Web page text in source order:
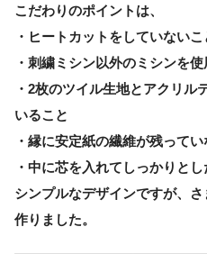
こだわりのポイントは、
・ヒートカットをしていないこ
・刺繍ミシン以外のミシンを
・2枚のツイル生地とアクリル
いること
・縁に安定紙の繊維が残ってい
・中に芯を入れてしっかりと
シンプルなデザインですが、
作りました。